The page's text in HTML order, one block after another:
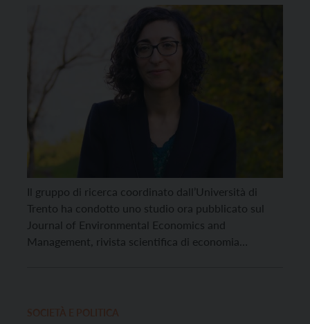
tassa sul carbonio
Il gruppo di ricerca coordinato dall’Università di
Trento ha condotto uno studio ora pubblicato sul
Journal of Environmental Economics and
Management, rivista scientifica di economia